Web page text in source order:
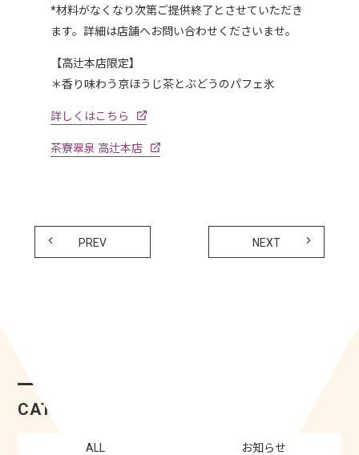
*材料がなくなり次第ご提供終了とさせていただき
ます。詳細は店舗へお問い合わせくださいませ。
【高辻本店限定】
＊香り味わう京ほうじ茶とぶどうのパフェ氷
詳しくはこちら
茶寮翠泉 高辻本店
PREV NEXT
CATEGORY
ALL お知らせ